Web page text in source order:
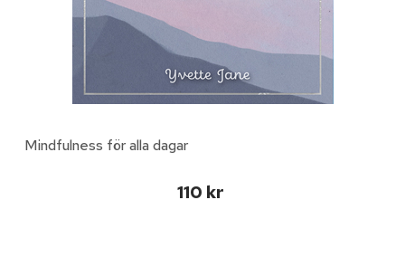
Mindfulness för alla dagar
110 kr